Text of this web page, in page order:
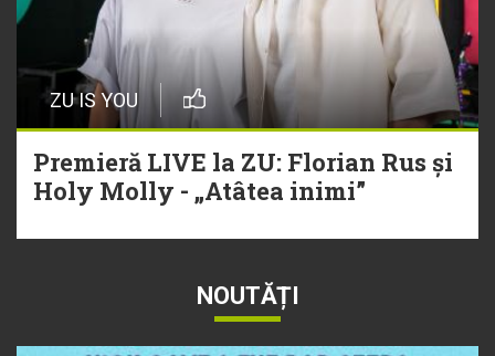
ZU IS YOU
Premieră LIVE la ZU: Florian Rus și
Holy Molly - „Atâtea inimi”
NOUTĂȚI